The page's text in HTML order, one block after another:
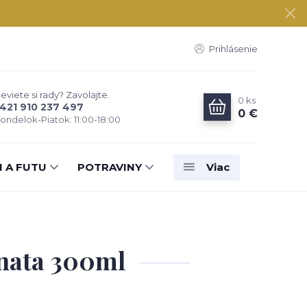
Prihlásenie
si rady? Zavolajte.
910 237 497
Piatok: 11:00-18:00
0 ks
0 €
A FUTU POTRAVINY Viac
300ml